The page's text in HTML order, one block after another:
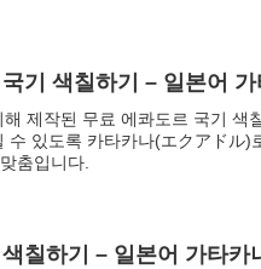
기 색칠하기 – 일본어 가
제작된 무료 에콰도르 국기 색
수 있도록 카타카나(エクアドル
춤입니다.
칠하기 – 일본어 가타카